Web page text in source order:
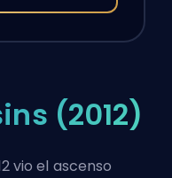
(2012)
vio el ascenso